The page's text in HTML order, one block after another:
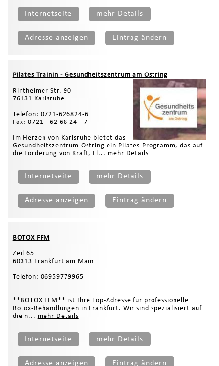
Internetseite mehr Details
Adresse anzeigen Eintrag ändern
Pilates Trainin - Gesundheitszentrum am Ostring
Rintheimer Str. 90
76131 Karlsruhe
Telefon: 0721-626824-6
Fax: 0721 - 62 68 24 - 7
Im Herzen von Karlsruhe bietet das
Gesundheitszentrum-Ostring ein Pilates-Programm, das auf
die Förderung von Kraft, Fl... mehr Details
Internetseite mehr Details
Adresse anzeigen Eintrag ändern
BOTOX FFM
Zeil 65
60313 Frankfurt am Main
Telefon: 06959779965
**BOTOX FFM** ist Ihre Top-Adresse für professionelle
Botox-Behandlungen in Frankfurt. Wir sind spezialisiert auf
die n... mehr Details
Internetseite mehr Details
Adresse anzeigen Eintrag ändern